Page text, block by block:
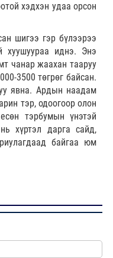
хэдхэн удаа орсон
шигээ гэр бүлээрээ
хуушуураа иднэ. Энэ
чанар жаахан тааруу
3500 төгрөг байсан.
явна. Ардын наадам
тэр, одоогоор олон
тэрбумын үнэтэй
хүртэл дарга сайд,
байгаа юм